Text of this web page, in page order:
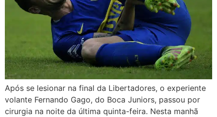
Após se lesionar na final da Libertadores, o experiente
volante Fernando Gago, do Boca Juniors, passou por
cirurgia na noite da última quinta-feira. Nesta manhã